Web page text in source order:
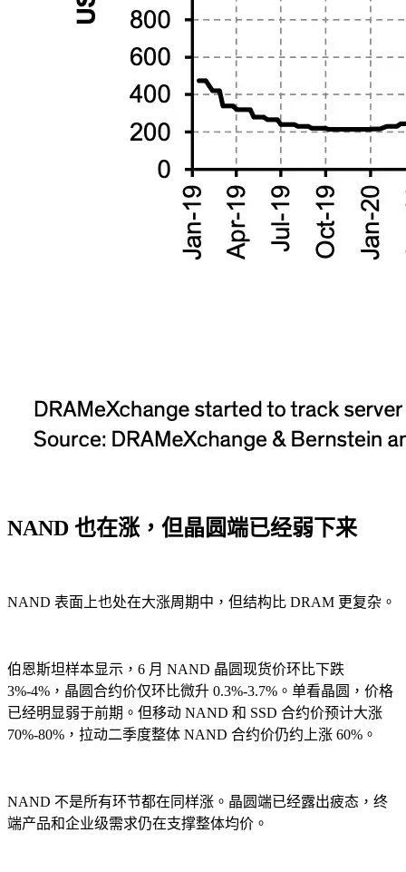
NAND 也在涨，但晶圆端已经弱下来
NAND 表面上也处在大涨周期中，但结构比 DRAM 更复杂。
伯恩斯坦样本显示，6 月 NAND 晶圆现货价环比下跌
3%-4%，晶圆合约价仅环比微升 0.3%-3.7%。单看晶圆，价格
已经明显弱于前期。但移动 NAND 和 SSD 合约价预计大涨
70%-80%，拉动二季度整体 NAND 合约价仍约上涨 60%。
NAND 不是所有环节都在同样涨。晶圆端已经露出疲态，终
端产品和企业级需求仍在支撑整体均价。